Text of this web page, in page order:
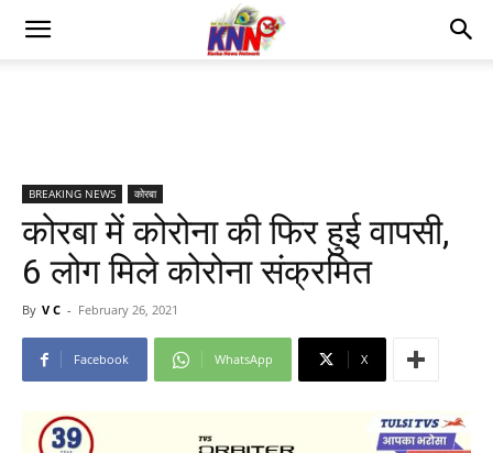
BREAKING NEWS कोरबा
कोरबा में कोरोना की फिर हुई वापसी,
6 लोग मिले कोरोना संक्रमित
By V C - February 26, 2021
Facebook WhatsApp X